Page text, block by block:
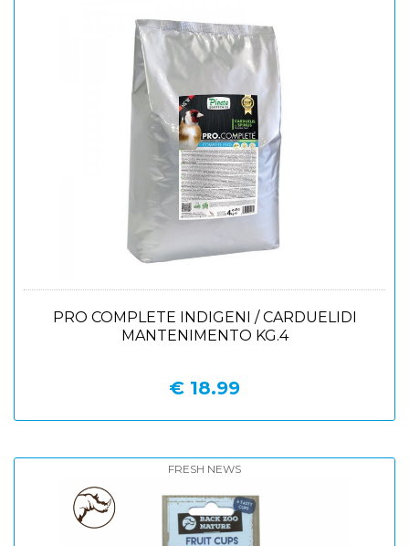
PRO COMPLETE INDIGENI / CARDUELIDI
MANTENIMENTO KG.4
€ 18.99
FRESH NEWS